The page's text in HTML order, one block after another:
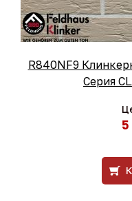
R840NF9
Серия